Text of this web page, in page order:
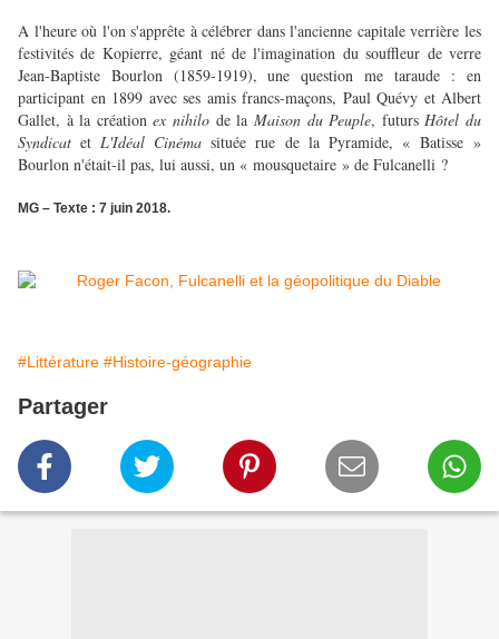
A l'heure où l'on s'apprête à célébrer dans l'ancienne capitale verrière les
festivités de Kopierre, géant né de l'imagination du souffleur de verre
Jean-Baptiste Bourlon (1859-1919), une question me taraude : en
participant en 1899 avec ses amis francs-maçons, Paul Quévy et Albert
Gallet, à la créationex nihilo de la Maison du Peuple, futursHôtel du
Syndicat etL'Idéal Cinéma située rue de la Pyramide, « Batisse »
Bourlon n'était-il pas, lui aussi, un « mousquetaire » de Fulcanelli ?
MG – Texte : 7 juin 2018.
#Littérature #Histoire-géographie
Partager